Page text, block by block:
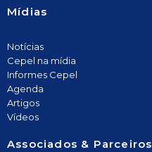
Mídias
Notícias
Cepel na mídia
Informes Cepel
Agenda
Artigos
Vídeos
Associados & Parceiros